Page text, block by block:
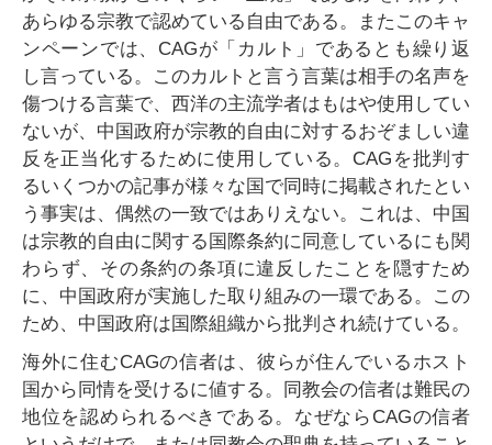
あらゆる宗教で認めている自由である。またこのキャ
ンペーンでは、CAGが「カルト」であるとも繰り返
し言っている。このカルトと言う言葉は相手の名声を
傷つける言葉で、西洋の主流学者はもはや使用してい
ないが、中国政府が宗教的自由に対するおぞましい違
反を正当化するために使用している。CAGを批判す
るいくつかの記事が様々な国で同時に掲載されたとい
う事実は、偶然の一致ではありえない。これは、中国
は宗教的自由に関する国際条約に同意しているにも関
わらず、その条約の条項に違反したことを隠すため
に、中国政府が実施した取り組みの一環である。この
ため、中国政府は国際組織から批判され続けている。
海外に住むCAGの信者は、彼らが住んでいるホスト
国から同情を受けるに値する。同教会の信者は難民の
地位を認められるべきである。なぜならCAGの信者